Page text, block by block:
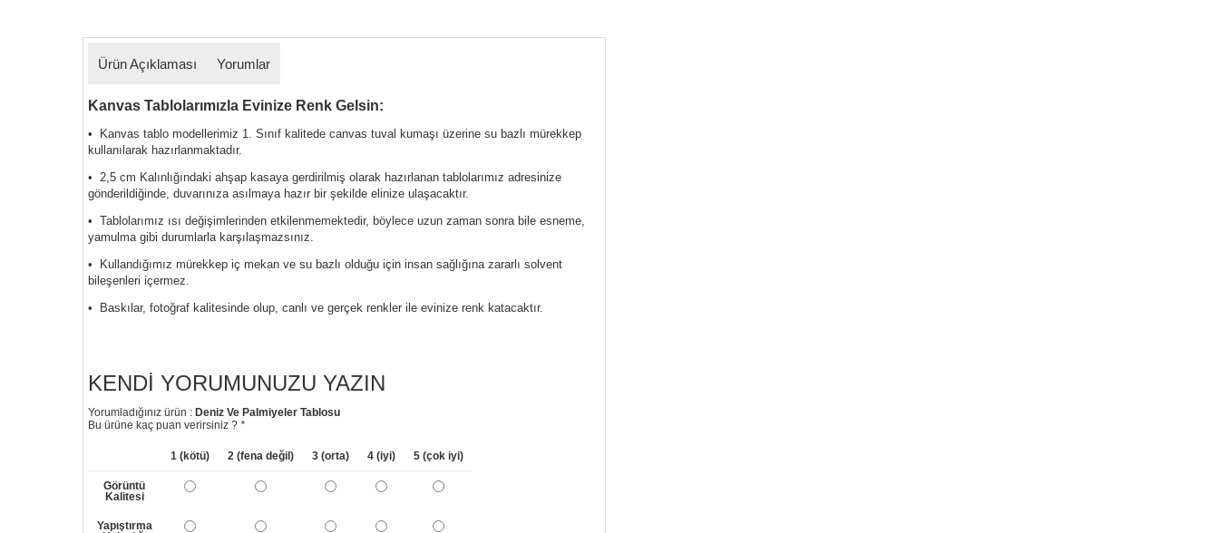
Ürün Açıklaması Yorumlar
Kanvas Tablolarımızla Evinize Renk Gelsin:
• Kanvas tablo modellerimiz 1. Sınıf kalitede canvas tuval kumaşı üzerine su bazlı mürekkep
kullanılarak hazırlanmaktadır.
• 2,5 cm Kalınlığındaki ahşap kasaya gerdirilmiş olarak hazırlanan tablolarımız adresinize
gönderildiğinde, duvarınıza asılmaya hazır bir şekilde elinize ulaşacaktır.
• Tablolarımız ısı değişimlerinden etkilenmemektedir, böylece uzun zaman sonra bile esneme,
yamulma gibi durumlarla karşılaşmazsınız.
• Kullandığımız mürekkep iç mekan ve su bazlı olduğu için insan sağlığına zararlı solvent
bileşenleri içermez.
• Baskılar, fotoğraf kalitesinde olup, canlı ve gerçek renkler ile evinize renk katacaktır.
KENDI YORUMUNUZU YAZIN
Yorumladığınız ürün : Deniz Ve Palmiyeler Tablosu
Bu ürüne kaç puan verirsiniz ? *
1 (kötü) 2 (fena değil) 3 (orta) 4 (iyi) 5 (çok iyi)
Görüntü
Kalitesi
Yapıştırma